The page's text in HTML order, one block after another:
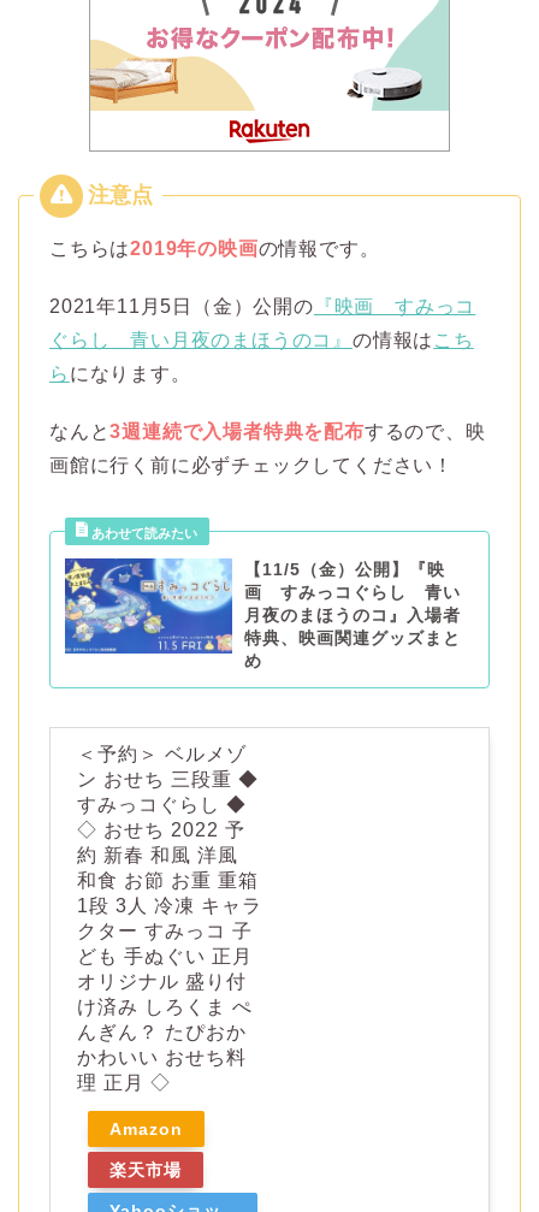
こちらは2019年の映画の情報です。
2021年11月5日（金）公開の 『映画 すみっコ
ぐらし 青い月夜のまほうのコ』 の情報は こち
ら になります。
なんと3週連続で入場者特典を配布するので、映
画館に行く前に必ずチェックしてください！
【11/5（金）公開】『映
画 すみっコぐらし 青い
月夜のまほうのコ』入場者
特典、映画関連グッズまと
め
＜予約＞ ベルメゾ
ン おせち 三段重 ◆
すみっコぐらし ◆
◇ おせち 2022 予
約 新春 和風 洋風
和食 お節 お重 重箱
1段 3人 冷凍 キャラ
クター すみっコ 子
ども 手ぬぐい 正月
オリジナル 盛り付
け済み しろくま ぺ
んぎん？ たぴおか
かわいい おせち料
理 正月 ◇
Amazon
楽天市場